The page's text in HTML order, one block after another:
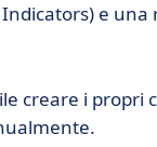
e
creare i propri